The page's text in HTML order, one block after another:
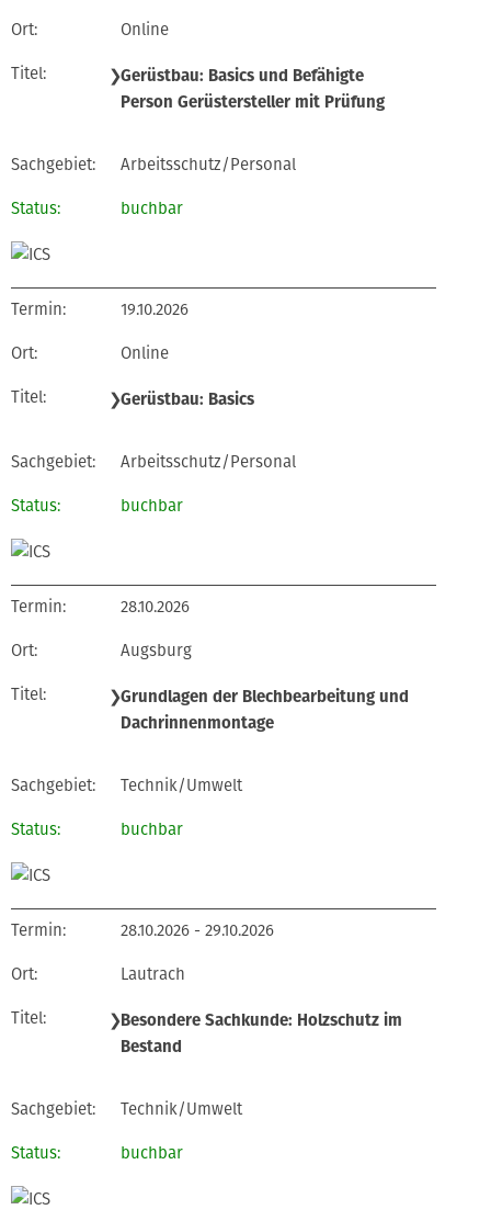
Online
❯Gerüstbau: Basics und Befähigte
Person Gerüstersteller mit Prüfung
Arbeitsschutz/Personal
buchbar
19.10.2026
Online
❯Gerüstbau: Basics
Arbeitsschutz/Personal
buchbar
28.10.2026
Augsburg
❯Grundlagen der Blechbearbeitung und
Dachrinnenmontage
Technik/Umwelt
buchbar
28.10.2026 - 29.10.2026
Lautrach
❯Besondere Sachkunde: Holzschutz im
Bestand
Technik/Umwelt
buchbar